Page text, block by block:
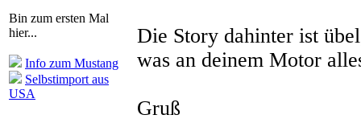
Bin zum ersten Mal
hier...
Info zum Mustang
Selbstimport aus
USA
Die Story dahinter ist
was an deinem Motor
Gruß